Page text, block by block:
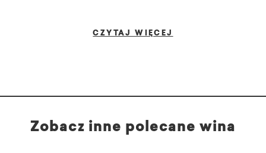
CZYTAJ WIĘCEJ
Zobacz inne polecane wina